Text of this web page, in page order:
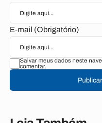
E-mail (Obrigatório)
Salvar meus dados neste
comentar.